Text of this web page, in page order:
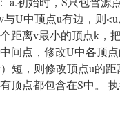
U中顶点u有边，则
距离v最小的顶点k，
间点，修改U中各顶
短，则修改顶点u的
顶点都包含在S中。